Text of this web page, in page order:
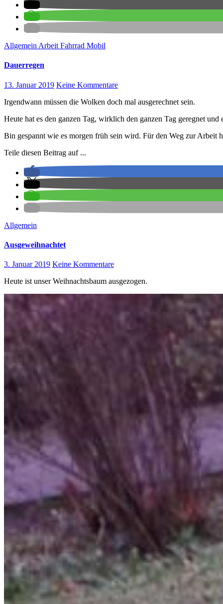
Allgemein Arbeit Fahrrad Mobil
Dauerregen
13. Januar 2019 Keine Kommentare
Irgendwann müssen die Wolken doch mal ausgerechnet sein.
Heute hat es den ganzen Tag, wirklich den ganzen Tag geregnet
Bin gespannt wie es morgen früh sein wird. Für den Weg zur Arbeit
Teile diesen Beitrag auf ...
Allgemein
Ausgeweihnachtet
3. Januar 2019 Keine Kommentare
Heute ist unser Weihnachtsbaum ausgezogen.